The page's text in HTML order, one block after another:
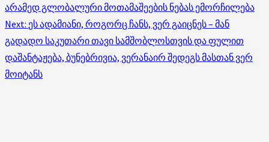
არამედ გლობალური მოთამაშეების ნებას ემორჩილება
Next: ეს ადამიანი, როგორც ჩანს, ვერ გაიცნეს – მან
გადადო საკუთარი თავი სამშობლოსთვის და ფულით
დაშანტაჟება, ბუნებრივია, ვერანაირ შედეგს მასთან ვერ
მოიტანს